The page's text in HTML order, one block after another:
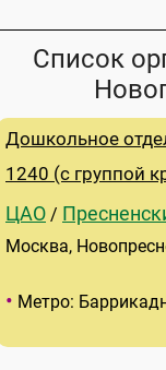
Список
Дошкольное
1240 (с группой
ЦАО /
Москва,
• Метро: